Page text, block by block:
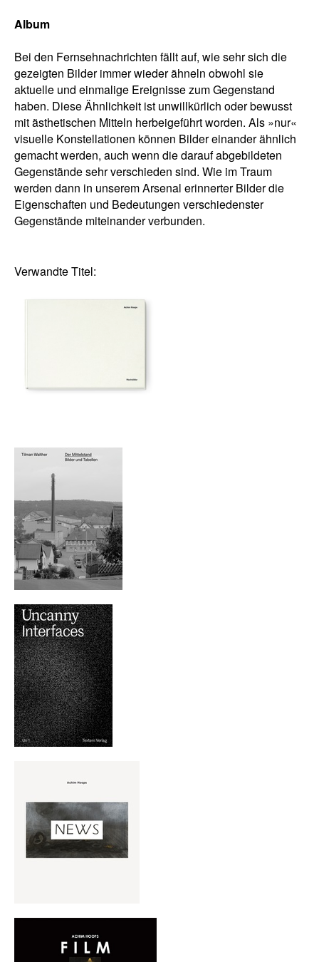
Album
Bei den Fernsehnachrichten fällt auf, wie sehr sich die
gezeigten Bilder immer wieder ähneln obwohl sie
aktuelle und einmalige Ereignisse zum Gegenstand
haben. Diese Ähnlichkeit ist unwillkürlich oder bewusst
mit ästhetischen Mitteln herbeigeführt worden. Als »nur«
visuelle Konstellationen können Bilder einander ähnlich
gemacht werden, auch wenn die darauf abgebildeten
Gegenstände sehr verschieden sind. Wie im Traum
werden dann in unserem Arsenal erinnerter Bilder die
Eigenschaften und Bedeutungen verschiedenster
Gegenstände miteinander verbunden.
Verwandte Titel: